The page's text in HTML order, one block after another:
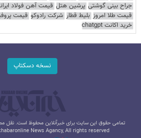
جراح بینی گوشتی پرشین هتل قیمت آهن فولاد
قیمت طلا امروز بلیط قطار شرکت رادوکو قیمت
خرید اکانت chatgpt
نسخه دسکتاپ
تمامی حقوق این سایت برای خبرآنلاین محفوظ است. نقل
News Agancy, All rights reserved